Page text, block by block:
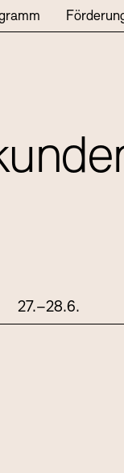
27.–28.6.